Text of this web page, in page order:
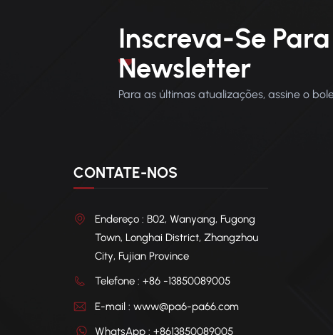
Inscreva-Se
Newsletter
Para as últimas atualizações, assine o
CONTATE-NOS
Endereço : B02, Wanyang, Fugong
Town, Longhai District, Zhangzhou
City, Fujian Province
Telefone : +86 -13850089005
E-mail : www@pa6-pa66.com
WhatsApp : +8613850089005